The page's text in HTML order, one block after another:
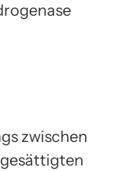
zwischen